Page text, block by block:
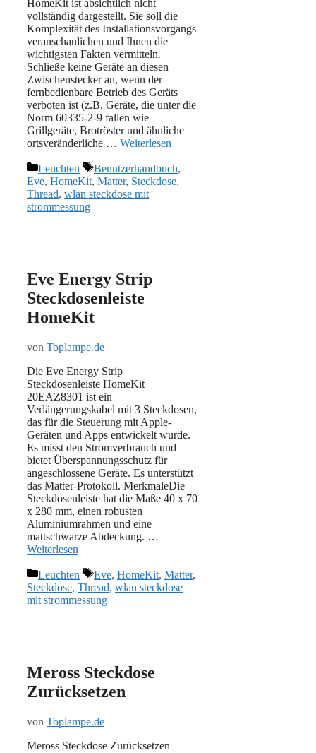
HomeKit ist absichtlich nicht
vollständig dargestellt. Sie soll die
Komplexität des Installationsvorgangs
veranschaulichen und Ihnen die
wichtigsten Fakten vermitteln.
Schließe keine Geräte an diesen
Zwischenstecker an, wenn der
fernbedienbare Betrieb des Geräts
verboten ist (z.B. Geräte, die unter die
Norm 60335-2-9 fallen wie
Grillgeräte, Brotröster und ähnliche
ortsveränderliche … Weiterlesen
Kategorien
Leuchten Schlagwörter
Benutzerhandbuch,
Eve, HomeKit, Matter, Steckdose,
Thread, wlan steckdose mit
strommessung
Eve Energy Strip
Steckdosenleiste
HomeKit
von Toplampe.de
Die Eve Energy Strip
Steckdosenleiste HomeKit
20EAZ8301 ist ein
Verlängerungskabel mit 3 Steckdosen,
das für die Steuerung mit Apple-
Geräten und Apps entwickelt wurde.
Es misst den Stromverbrauch und
bietet Überspannungsschutz für
angeschlossene Geräte. Es unterstützt
das Matter-Protokoll. MerkmaleDie
Steckdosenleiste hat die Maße 40 x 70
x 280 mm, einen robusten
Aluminiumrahmen und eine
mattschwarze Abdeckung. …
Weiterlesen
Kategorien
Leuchten Schlagwörter
Eve, HomeKit, Matter,
Steckdose, Thread, wlan steckdose
mit strommessung
Meross Steckdose
Zurücksetzen
von Toplampe.de
Meross Steckdose Zurücksetzen –